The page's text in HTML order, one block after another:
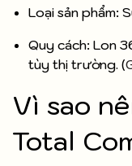
Loại sản phẩm:
Quy cách: Lon
tùy thị trường. (
Vì sao
Total